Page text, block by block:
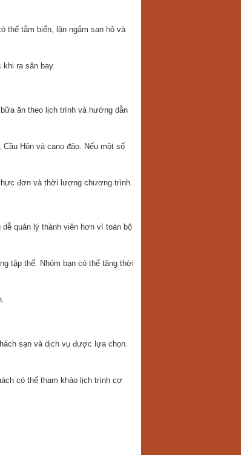
thể tắm biển, lặn ngắm san hô và
ra sân bay.
ăn theo lịch trình và hướng dẫn
Hôn và cano đảo. Nếu một số
đơn và thời lượng chương trình.
quản lý thành viên hơn vì toàn bộ
tập thể. Nhóm bạn có thể tăng thời
sạn và dịch vụ được lựa chọn.
có thể tham khảo lịch trình cơ